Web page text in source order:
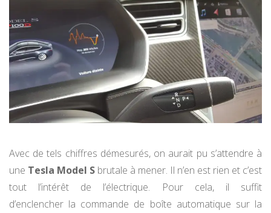
Avec de tels chiffres démesurés, on aurait pu s’attendre à
une Tesla Model S brutale à mener. Il n’en est rien et c’est
tout l’intérêt de l’électrique. Pour cela, il suffit
d’enclencher la commande de boîte automatique sur la